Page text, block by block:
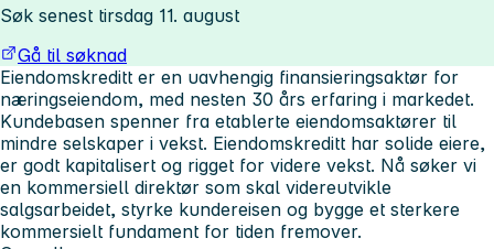
Søk senest tirsdag 11. august
Gå til søknad
Eiendomskreditt er en uavhengig finansieringsaktør for
næringseiendom, med nesten 30 års erfaring i markedet.
Kundebasen spenner fra etablerte eiendomsaktører til
mindre selskaper i vekst. Eiendomskreditt har solide eiere,
er godt kapitalisert og rigget for videre vekst. Nå søker vi
en kommersiell direktør som skal videreutvikle
salgsarbeidet, styrke kundereisen og bygge et sterkere
kommersielt fundament for tiden fremover.